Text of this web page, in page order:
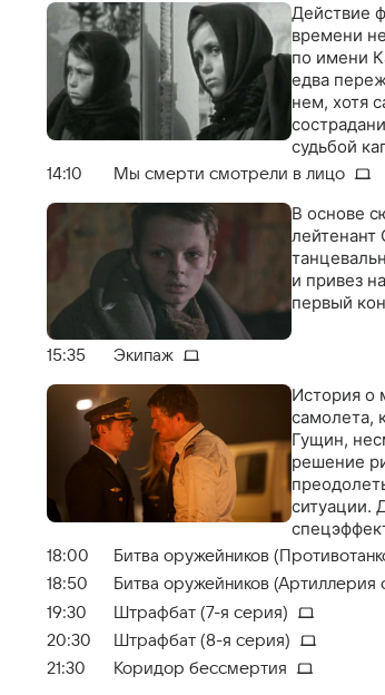
Действие
времени
по имени
едва
нем, хотя
судьбой
семью.
Кати,
свои
14:10 Мы смерти смотрели в лицо
В основе
лейтенант
и привез
первый
15:35 Экипаж
История о
самолета,
Гущин,
решение
ситуации.
18:00
Битва оружейников
18:50
Битва оружейников
19:30
Штрафбат (7-я серия)
20:30
Штрафбат (8-я серия)
21:30
Коридор бессмертия